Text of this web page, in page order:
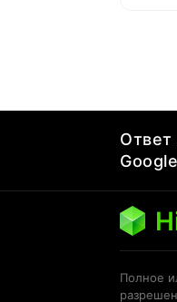
Ответ
Полное